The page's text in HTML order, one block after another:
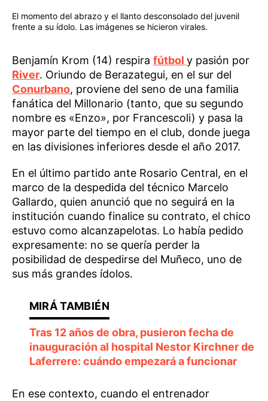
El momento del abrazo y el llanto desconsolado del juvenil
frente a su ídolo. Las imágenes se hicieron virales.
Benjamín Krom (14) respira fútbol y pasión por
River. Oriundo de Berazategui, en el sur del
Conurbano, proviene del seno de una familia
fanática del Millonario (tanto, que su segundo
nombre es «Enzo», por Francescoli) y pasa la
mayor parte del tiempo en el club, donde juega
en las divisiones inferiores desde el año 2017.
En el último partido ante Rosario Central, en el
marco de la despedida del técnico Marcelo
Gallardo, quien anunció que no seguirá en la
institución cuando finalice su contrato, el chico
estuvo como alcanzapelotas. Lo había pedido
expresamente: no se quería perder la
posibilidad de despedirse del Muñeco, uno de
sus más grandes ídolos.
Tras 12 años de obra, pusieron fecha de
inauguración al hospital Nestor Kirchner de
Laferrere: cuándo empezará a funcionar
En ese contexto, cuando el entrenador